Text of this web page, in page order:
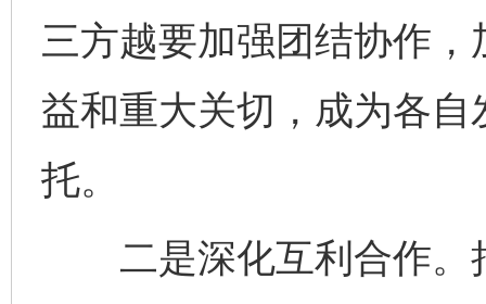
三方越要加强团结协作
益和重大关切，成为各
托。
二是深化互利合作。